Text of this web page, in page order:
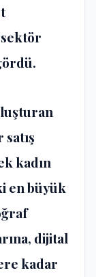
kadın
en büyük
dijital
kadar